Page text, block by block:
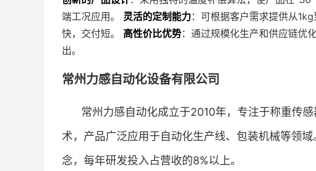
端工况应用。 灵活的定制能力：可根据客户需求提供从
快，交付短。 高性价比优势：通过规模化生产和供应链优
出。
常州力感自动化设备有限公司
常州力感自动化成立于2010年，专注于称重传
术，产品广泛应用于自动化生产线、包装机械等领
念，每年研发投入占营收的8%以上。